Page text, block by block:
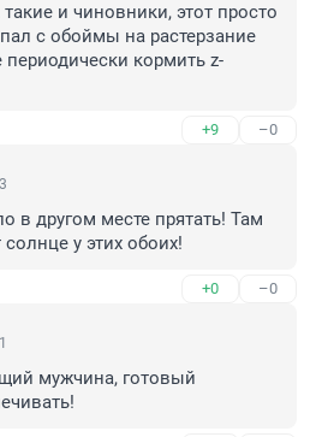
такие и чиновники, этот просто
с обоймы на растерзание
периодически кормить z-
+9 –0
в другом месте прятать! Там
у этих обоих!
+0 –0
мужчина, готовый